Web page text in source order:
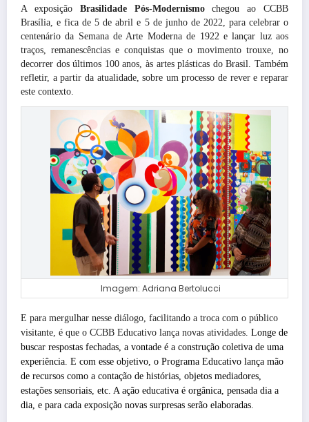
A exposição Brasilidade Pós-Modernismo
chegou ao CCBB
Brasília, e fica de 5 de abril e 5 de junho de 2022, para celebrar o
centenário da Semana de Arte Moderna de 1922 e lançar luz aos
traços, remanescências e conquistas que o movimento trouxe, no
decorrer dos últimos 100 anos, às artes plásticas do Brasil. Também
refletir, a partir da atualidade, sobre um processo de rever e reparar
este contexto.
Imagem: Adriana Bertolucci
E para mergulhar nesse diálogo, facilitando a troca com o público
visitante, é que o CCBB Educativo lança novas atividades. Longe de
buscar respostas fechadas, a vontade é a construção coletiva de uma
experiência. E com esse objetivo, o Programa Educativo lança mão
de recursos como a contação de histórias, objetos mediadores,
estações sensoriais, etc. A ação educativa é orgânica, pensada dia a
dia, e para cada exposição novas surpresas serão elaboradas.